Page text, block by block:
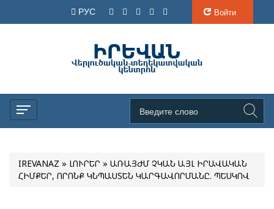
РУС Войти
IREVANAZ » ԼՈՒՐԵՐ » ԱՌԱՅԺՄ ՉԿԱՆ ԱՅԼ ԻՐԱՎԱԿԱՆ
ՀԻՄՔԵՐ, ՈՐՈՆՔ ԿՆՊԱՍՏԵՆ ԿԱՐԳԱՎՈՐՄԱՆԸ. ՊԵՍԿՈՎ